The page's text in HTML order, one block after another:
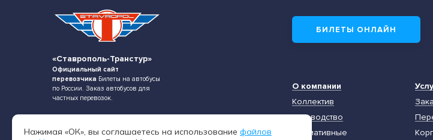
«Ставрополь-Транстур»
Официальный сайт
перевозчика Билеты на автобусы
по России. Заказ автобусов для
частных перевозок.
355000, г. Ставрополь,
БИЛЕТЫ ОНЛАЙН
О компании
Коллектив
Руководство
Нормативные
Нажимая «ОК», вы соглашаетесь на использование файлов